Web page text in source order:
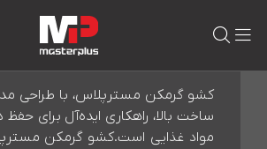
کشو گرمکن
کشو گرمکن مسترپلاس، با طراحی
ساخت بالا، راهکاری
مواد غذایی است.کشو گرمکن